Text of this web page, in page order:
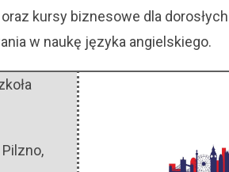
kursy biznesowe dla
w naukę języka angielskiego.
,